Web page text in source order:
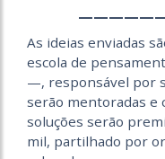
As ideias enviadas
escola de
—, responsável por
serão mentoradas e
soluções serão
mil, partilhado por